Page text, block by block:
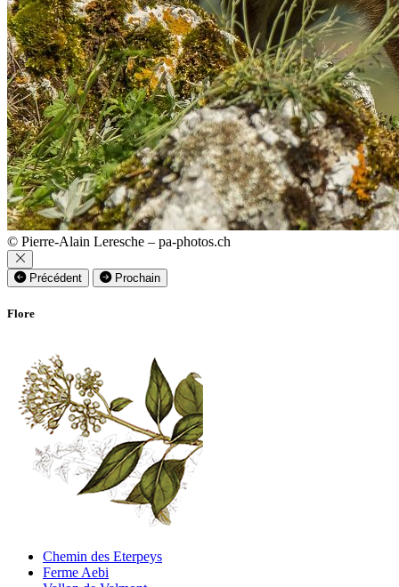
© Pierre-Alain Leresche – pa-photos.ch
Précédent Prochain
Flore
Chemin des Eterpeys
Ferme Aebi